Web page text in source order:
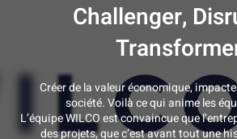
Challenger,
Créer de la valeur économique,
société. Voilà ce qui anime les
L’équipe WILCO est convaincue que
des projets, que c’est avant tout une